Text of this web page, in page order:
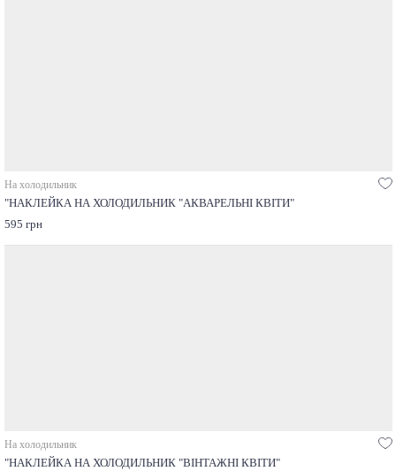
На холодильник
"НАКЛЕЙКА НА ХОЛОДИЛЬНИК "АКВАРЕЛЬНІ КВІТИ"
595 грн
На холодильник
"НАКЛЕЙКА НА ХОЛОДИЛЬНИК "ВІНТАЖНІ КВІТИ"